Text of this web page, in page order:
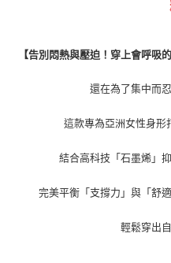
２．關於個人資料處理事宜，請瀏覽
「AFTEE先享後付」，若未經同意
４．使用「AFTEE先享後付」時，
時審查核予不同之上限額度；若仍
５．嚴禁一人註冊多個帳號或使用
【告別悶熱與壓迫！穿上會呼吸
還在為了集中而
這款專為亞洲女性身形
結合高科技「石墨烯」
完美平衡「支撐力」與「舒
輕鬆穿出